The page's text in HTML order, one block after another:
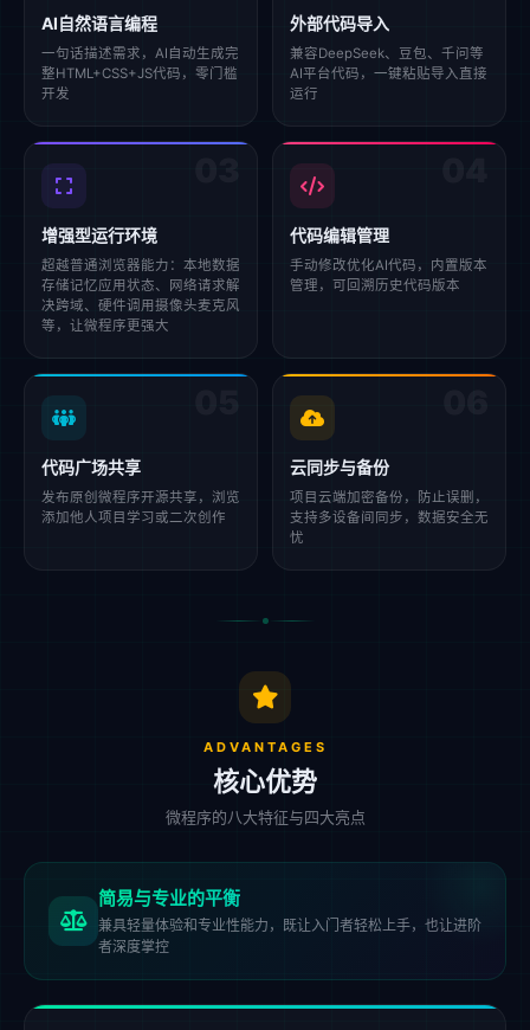
AI自然语言编程
一句话描述需求，AI自动生成完
整HTML+CSS+JS代码，零门槛
开发
外部代码导入
兼容DeepSeek、豆包、千问等
AI平台代码，一键粘贴导入直接
运行
增强型运行环境
超越普通浏览器能力：本地数据
存储记忆应用状态、网络请求解
决跨域、硬件调用摄像头麦克风
等，让微程序更强大
代码编辑管理
手动修改优化AI代码，内置版本
管理，可回溯历史代码版本
代码广场共享
发布原创微程序开源共享，浏览
添加他人项目学习或二次创作
云同步与备份
项目云端加密备份，防止误删，
支持多设备间同步，数据安全无
忧
ADVANTAGES
核心优势
微程序的八大特征与四大亮点
简易与专业的平衡
兼具轻量体验和专业性能力，既让入门者轻松上手，也让进阶
者深度掌控